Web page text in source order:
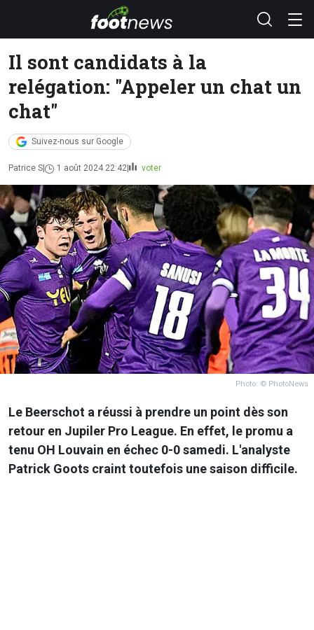
Il sont candidats à la
relégation: "Appeler un chat un
chat"
Suivez-nous sur Google
Patrice S 1 août 2024 22:42 voter
Photo: © PhotoNews
Le Beerschot a réussi à prendre un point dès son
retour en Jupiler Pro League. En effet, le promu a
tenu OH Louvain en échec 0-0 samedi. L'analyste
Patrick Goots craint toutefois une saison difficile.